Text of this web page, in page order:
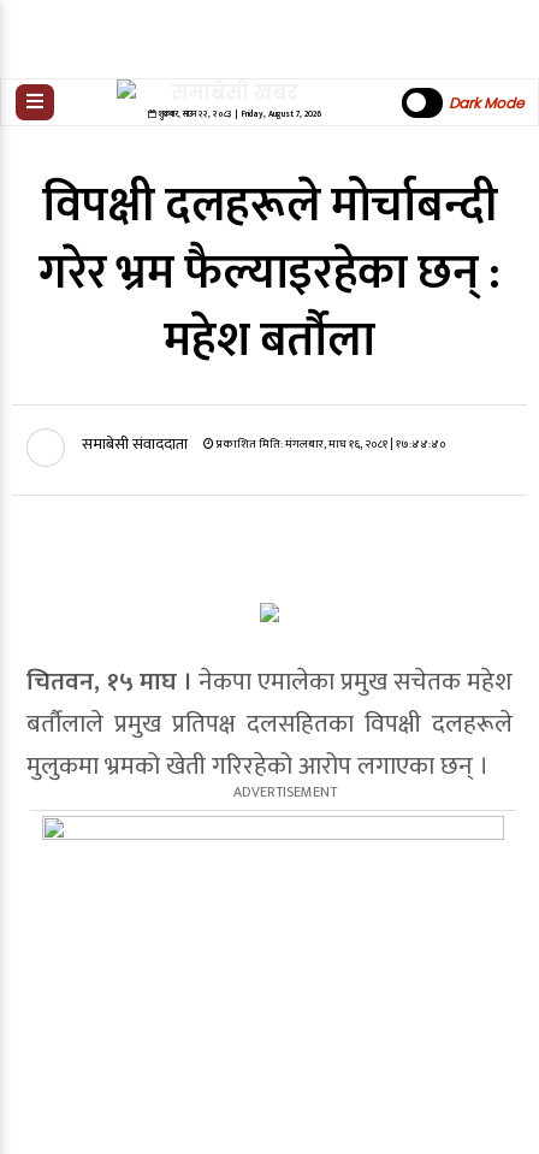
शुक्रबार,साउन २२,२०८३| Friday, August 7, 2026
Dark Mode
विपक्षी दलहरूले मोर्चाबन्दी
गरेर भ्रम फैल्याइरहेका छन् :
महेश बर्तौला
समाबेसी संवाददाता प्रकाशित मिति:मंगलबार, माघ १६, २०८१| १७:४४:४०
चितवन, १५ माघ । नेकपा एमालेका प्रमुख सचेतक महेश
बर्तौलाले प्रमुख प्रतिपक्ष दलसहितका विपक्षी दलहरूले
मुलुकमा भ्रमको खेती गरिरहेको आरोप लगाएका छन् ।